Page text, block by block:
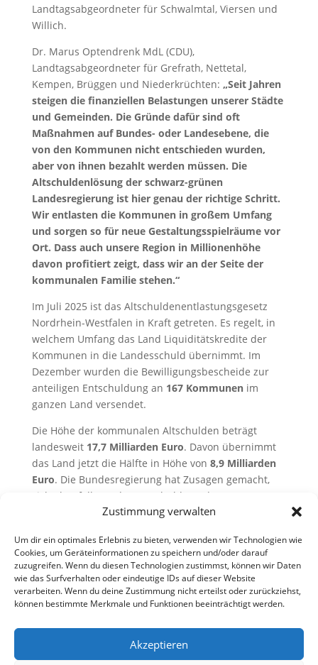
Zustimmung verwalten
Um dir ein optimales Erlebnis zu bieten, verwenden wir Technologien wie
Cookies, um Geräteinformationen zu speichern und/oder darauf
zuzugreifen. Wenn du diesen Technologien zustimmst, können wir Daten
wie das Surfverhalten oder eindeutige IDs auf dieser Website
verarbeiten. Wenn du deine Zustimmung nicht erteilst oder zurückziehst,
können bestimmte Merkmale und Funktionen beeinträchtigt werden.
Akzeptieren
Landtagsabgeordneter für Schwalmtal, Viersen und
Willich.
Dr. Marus Optendrenk MdL (CDU),
Landtagsabgeordneter für Grefrath, Nettetal,
Kempen, Brüggen und Niederkrüchten: „Seit Jahren
steigen die finanziellen Belastungen unserer Städte
und Gemeinden. Die Gründe dafür sind oft
Maßnahmen auf Bundes- oder Landesebene, die
von den Kommunen nicht entschieden wurden,
aber von ihnen bezahlt werden müssen. Die
Altschuldenlösung der schwarz-grünen
Landesregierung ist hier genau der richtige Schritt.
Wir entlasten die Kommunen in großem Umfang
und sorgen so für neue Gestaltungsspielräume vor
Ort. Dass auch unsere Region in Millionenhöhe
davon profitiert zeigt, dass wir an der Seite der
kommunalen Familie stehen.“
Im Juli 2025 ist das Altschuldenentlastungsgesetz
Nordrhein-Westfalen in Kraft getreten. Es regelt, in
welchem Umfang das Land Liquiditätskredite der
Kommunen in die Landesschuld übernimmt. Im
Dezember wurden die Bewilligungsbescheide zur
anteiligen Entschuldung an 167 Kommunenim
ganzen Land versendet.
Die Höhe der kommunalen Altschulden beträgt
landesweit 17,7 Milliarden Euro. Davon übernimmt
das Land jetzt die Hälfte in Höhe von 8,9 Milliarden
Euro. Die Bundesregierung hat Zusagen gemacht,
sich ebenfalls an der Entschuldung der Kommunen
Die vollständige Pressemitteilung finden Sie hier:
PM Altschulden Willich und Grefrath Herunterladen